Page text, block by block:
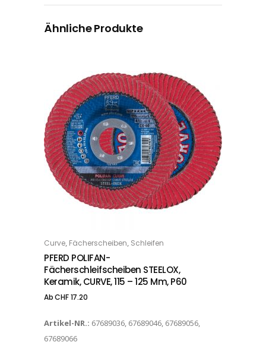
Ähnliche Produkte
OPTIONS
Curve, Fächerscheiben, Schleifen
PFERD POLIFAN-
Fächerschleifscheiben STEELOX,
Keramik, CURVE, 115 – 125 Mm, P60
AbCHF17.20
Artikel-NR.: 67689036, 67689046, 67689056,
67689066